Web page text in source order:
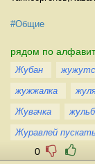
#Общие
рядом по
Жубан
жужжалка
Жувачка
Журавлей пускать
0